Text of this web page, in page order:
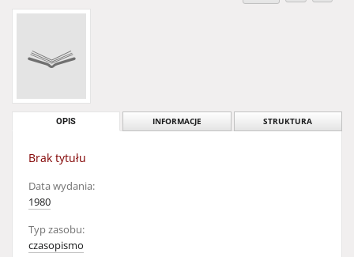
OPIS INFORMACJE STRUKTURA
Brak tytułu
Data wydania:
1980
Typ zasobu:
czasopismo